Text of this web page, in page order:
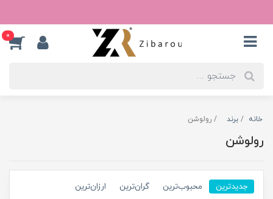
0
خانه برند رولوشن
رولوشن
جدیدترین محبوب‌ترین گران‌ترین ارزان‌ترین